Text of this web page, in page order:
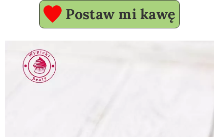
Postaw mi kawę